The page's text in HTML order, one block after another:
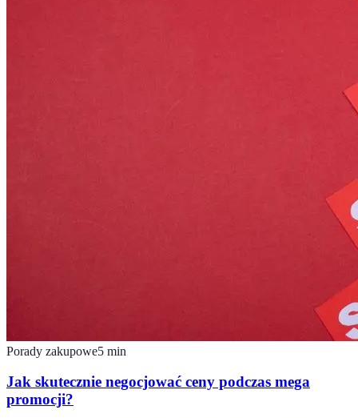
Porady zakupowe5 min
Jak skutecznie negocjować ceny podczas mega
promocji?